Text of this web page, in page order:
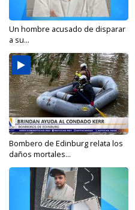
Un hombre acusado de disparar
a su...
Bombero de Edinburg relata los
daños mortales...